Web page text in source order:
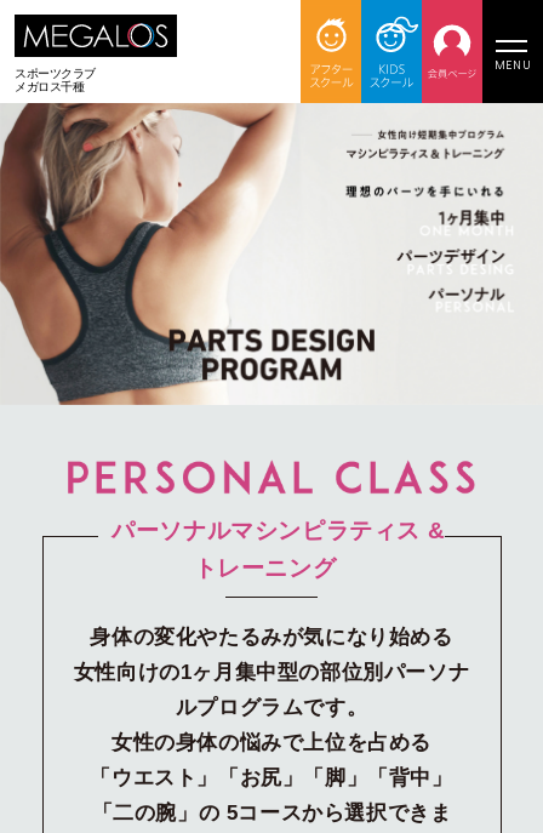
スポーツクラブ
メガロス千種
MENU
パーソナルマシンピラティス &
トレーニング
身体の変化やたるみが気になり始める
女性向けの1ヶ月集中型の部位別パーソナ
ルプログラムです。
女性の身体の悩みで上位を占める
「ウエスト」「お尻」「脚」「背中」
「二の腕」の 5コースから選択できま